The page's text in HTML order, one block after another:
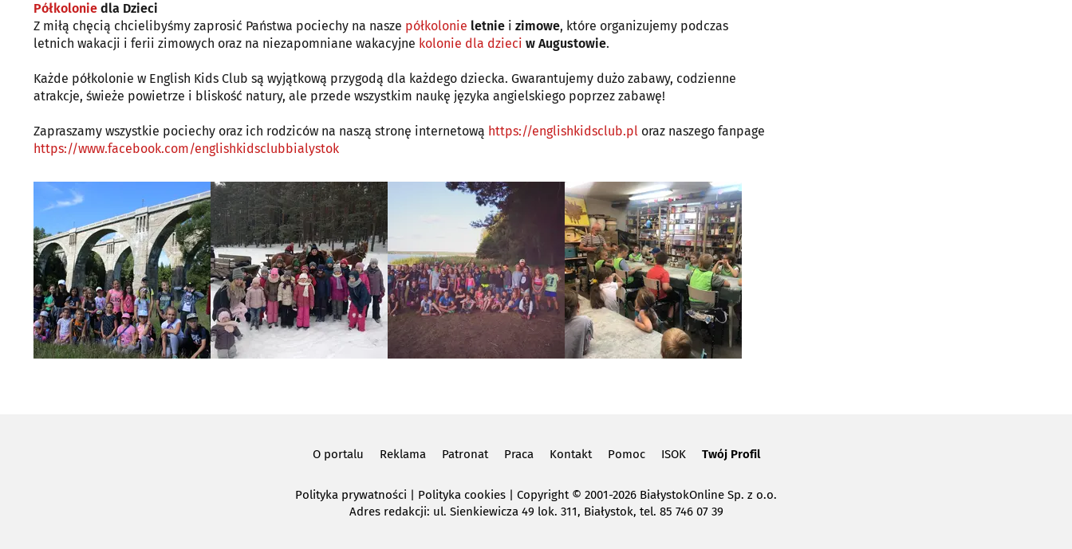
Półkolonie dla Dzieci
Z miłą chęcią chcielibyśmy zaprosić Państwa pociechy na nasze półkolonie letnie i zimowe, które organizujemy podczas
letnich wakacji i ferii zimowych oraz na niezapomniane wakacyjne kolonie dla dzieci w Augustowie.
Każde półkolonie w English Kids Club są wyjątkową przygodą dla każdego dziecka. Gwarantujemy dużo zabawy, codzienne
atrakcje, świeże powietrze i bliskość natury, ale przede wszystkim naukę języka angielskiego poprzez zabawę!
Zapraszamy wszystkie pociechy oraz ich rodziców na naszą stronę internetową https://englishkidsclub.pl oraz naszego fanpage
https://www.facebook.com/englishkidsclubbialystok
O portalu Reklama Patronat Praca Kontakt Pomoc ISOK Twój Profil
Polityka prywatności | Polityka cookies Copyright© 2001-2026 BiałystokOnline Sp. z o.o.
Adres redakcji: ul. Sienkiewicza 49 lok. 311, Białystok, tel. 85 746 07 39